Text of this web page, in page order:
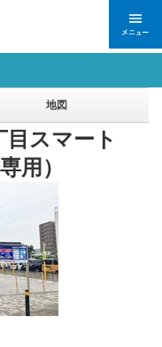
地図
目スマート
用）